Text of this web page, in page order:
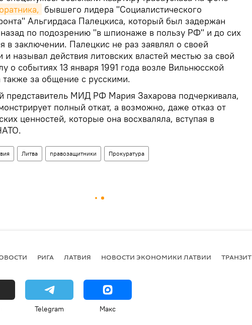
бывшего лидера "Социалистического
Альгирдаса Палецкиса, который был задержан
по подозрению "в шпионаже в пользу РФ" и до сих
в заключении. Палецкис не раз заявлял о своей
и называл действия литовских властей местью за свой
о событиях 13 января 1991 года возле Вильнюсской
за общение с русскими.
представитель МИД РФ Мария Захарова подчеркивала,
полный откат, а возможно, даже отказ от
ценностей, которые она восхваляла, вступая в
Литва правозащитники Прокуратура
РИГА ЛАТВИЯ НОВОСТИ ЭКОНОМИКИ ЛАТВИИ ТРАНЗИТ
Telegram Макс